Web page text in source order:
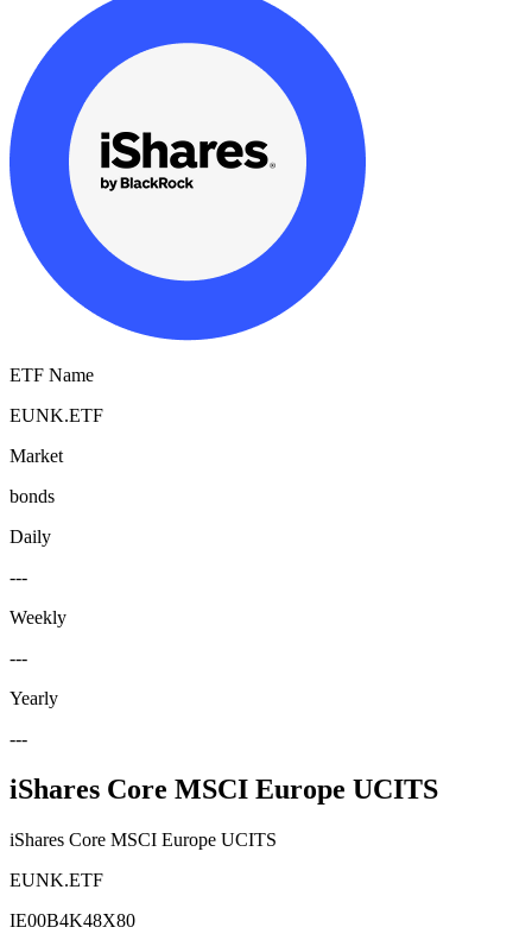
ETF Name
EUNK.ETF
Market
bonds
Daily
---
Weekly
---
Yearly
---
iShares Core MSCI Europe UCITS
iShares Core MSCI Europe UCITS
EUNK.ETF
IE00B4K48X80